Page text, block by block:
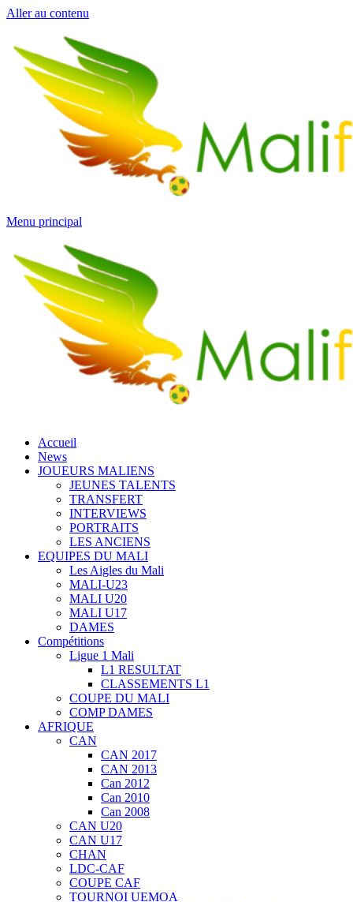
Aller au contenu
Menu principal
Accueil
News
JOUEURS MALIENS
JEUNES TALENTS
TRANSFERT
INTERVIEWS
PORTRAITS
LES ANCIENS
EQUIPES DU MALI
Les Aigles du Mali
MALI-U23
MALI U20
MALI U17
DAMES
Compétitions
Ligue 1 Mali
L1 RESULTAT
CLASSEMENTS L1
COUPE DU MALI
COMP DAMES
AFRIQUE
CAN
CAN 2017
CAN 2013
Can 2012
Can 2010
Can 2008
CAN U20
CAN U17
CHAN
LDC-CAF
COUPE CAF
TOURNOI UEMOA